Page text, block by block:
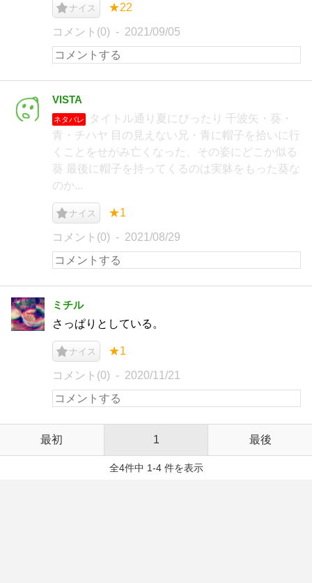
ナイス ★22
コメント(0) 2021/09/05
VISTA
ネタバレ
タイトル通り夏にぴったり 千波矢・葵・
青・チハヤ 目の見えない兄・青に帽子を拾いに行
くことをせがみ亡くなった、その姿にどこか似る
葵 最後に帽子を持ってくるのは実躰をもった葵な
のか...
ナイス ★1
コメント(0) 2021/08/29
ミチル
さっぱりとしている。
ナイス ★1
コメント(0) 2020/11/21
最初 1 最後
全4件中 1-4 件を表示